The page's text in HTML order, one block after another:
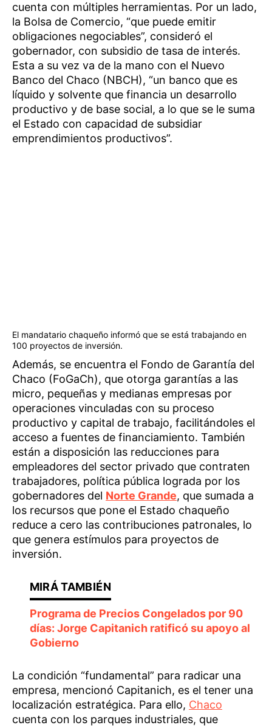
cuenta con múltiples herramientas. Por un lado,
la Bolsa de Comercio, “que puede emitir
obligaciones negociables”, consideró el
gobernador, con subsidio de tasa de interés.
Esta a su vez va de la mano con el Nuevo
Banco del Chaco (NBCH), “un banco que es
líquido y solvente que financia un desarrollo
productivo y de base social, a lo que se le suma
el Estado con capacidad de subsidiar
emprendimientos productivos”.
El mandatario chaqueño informó que se está trabajando en
100 proyectos de inversión.
Además, se encuentra el Fondo de Garantía del
Chaco (FoGaCh), que otorga garantías a las
micro, pequeñas y medianas empresas por
operaciones vinculadas con su proceso
productivo y capital de trabajo, facilitándoles el
acceso a fuentes de financiamiento. También
están a disposición las reducciones para
empleadores del sector privado que contraten
trabajadores, política pública lograda por los
gobernadores del Norte Grande, que sumada a
los recursos que pone el Estado chaqueño
reduce a cero las contribuciones patronales, lo
que genera estímulos para proyectos de
inversión.
Programa de Precios Congelados por 90
días: Jorge Capitanich ratificó su apoyo al
Gobierno
La condición “fundamental” para radicar una
empresa, mencionó Capitanich, es el tener una
localización estratégica. Para ello, Chaco
cuenta con los parques industriales, que